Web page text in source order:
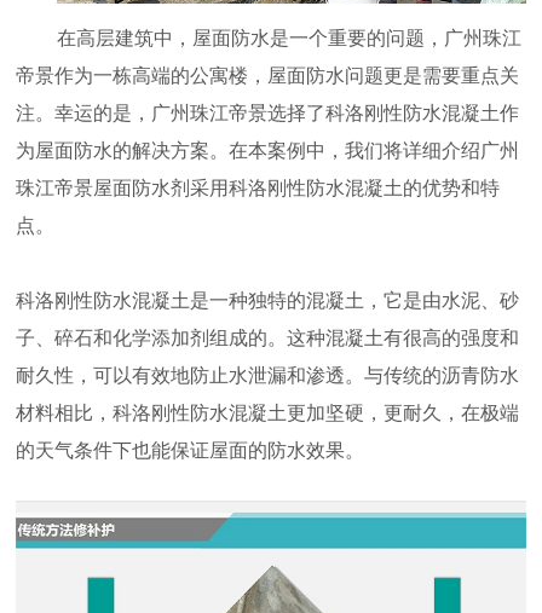
在高层建筑中，屋面防水是一个重要的问题，广州珠江
帝景作为一栋高端的公寓楼，屋面防水问题更是需要重点关
注。幸运的是，广州珠江帝景选择了科洛刚性防水混凝土作
为屋面防水的解决方案。在本案例中，我们将详细介绍广州
珠江帝景屋面防水剂采用科洛刚性防水混凝土的优势和特
点。
科洛刚性防水混凝土是一种独特的混凝土，它是由水泥、砂
子、碎石和化学添加剂组成的。这种混凝土有很高的强度和
耐久性，可以有效地防止水泄漏和渗透。与传统的沥青防水
材料相比，科洛刚性防水混凝土更加坚硬，更耐久，在极端
的天气条件下也能保证屋面的防水效果。